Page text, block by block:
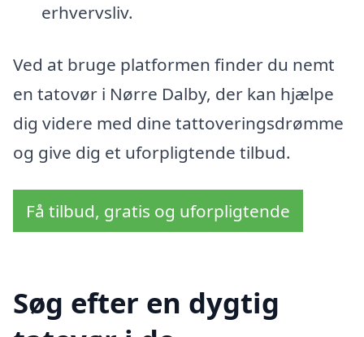
erhvervsliv.
Ved at bruge platformen finder du nemt
en tatovør i Nørre Dalby, der kan hjælpe
dig videre med dine tattoveringsdrømme
og give dig et uforpligtende tilbud.
Få tilbud, gratis og uforpligtende
Søg efter en dygtig